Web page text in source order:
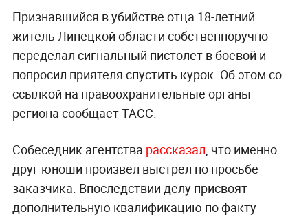
Признавшийся в убийстве отца 18-летний
житель Липецкой области собственноручно
переделал сигнальный пистолет в боевой и
попросил приятеля спустить курок. Об этом со
ссылкой на правоохранительные органы
региона сообщает ТАСС.
Собеседник агентства рассказал, что именно
друг юноши произвёл выстрел по просьбе
заказчика. Впоследствии делу присвоят
дополнительную квалификацию по факту